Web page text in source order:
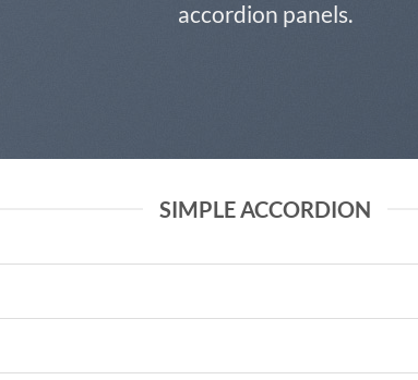
accordion panels.
SIMPLE ACCORDION